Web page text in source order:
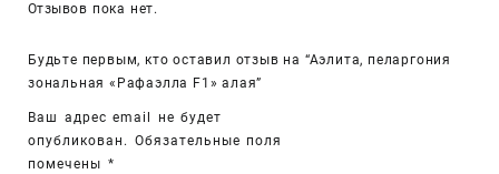
Отзывов пока нет.
Будьте первым, кто оставил отзыв на “Аэлита, пеларгония
зональная «Рафаэлла F1» алая”
Ваш адрес email не будет
опубликован. Обязательные поля
помечены *